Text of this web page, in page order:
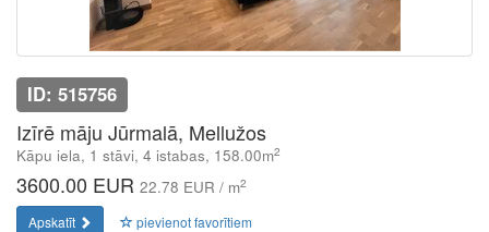
ID: 515756
Izīrē māju Jūrmalā, Mellužos
Kāpu iela, 1 stāvi, 4 istabas, 158.00m2
3600.00 EUR 22.78 EUR / m2
Apskatīt pievienot favorītiem